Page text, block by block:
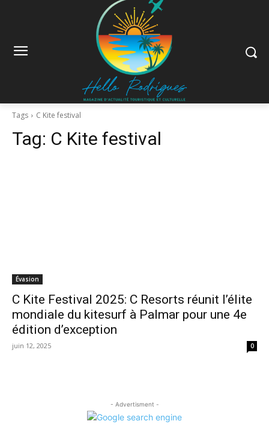
Tags C Kite festival
Tag: C Kite festival
Évasion
C Kite Festival 2025: C Resorts réunit l’élite
mondiale du kitesurf à Palmar pour une 4e
édition d’exception
juin 12, 2025 0
- Advertisment -